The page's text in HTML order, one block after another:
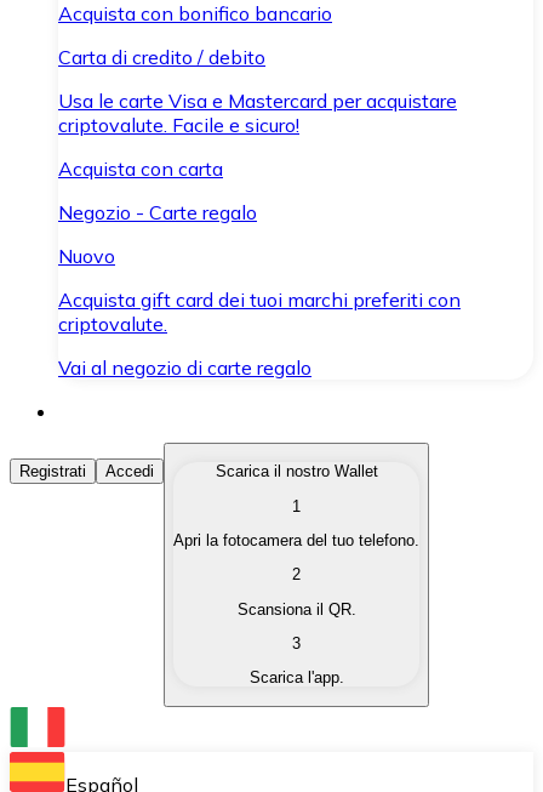
Acquista con bonifico bancario
Carta di credito / debito
Usa le carte Visa e Mastercard per acquistare
criptovalute. Facile e sicuro!
Acquista con carta
Negozio - Carte regalo
Nuovo
Acquista gift card dei tuoi marchi preferiti con
criptovalute.
Vai al negozio di carte regalo
Acquista Criptovalute
Acquista le criptovalute che ti interessano in modo
Converti le tue criptovalute in valuta fiat quando ne
Scambia una criptovaluta con un'altra
Conserva le tue cripto in un Wallet self-custodial.
Registrati Accedi
Scarica il nostro Wallet
1
Apri la fotocamera del tuo telefono.
2
Scansiona il QR.
3
Scarica l'app.
Español